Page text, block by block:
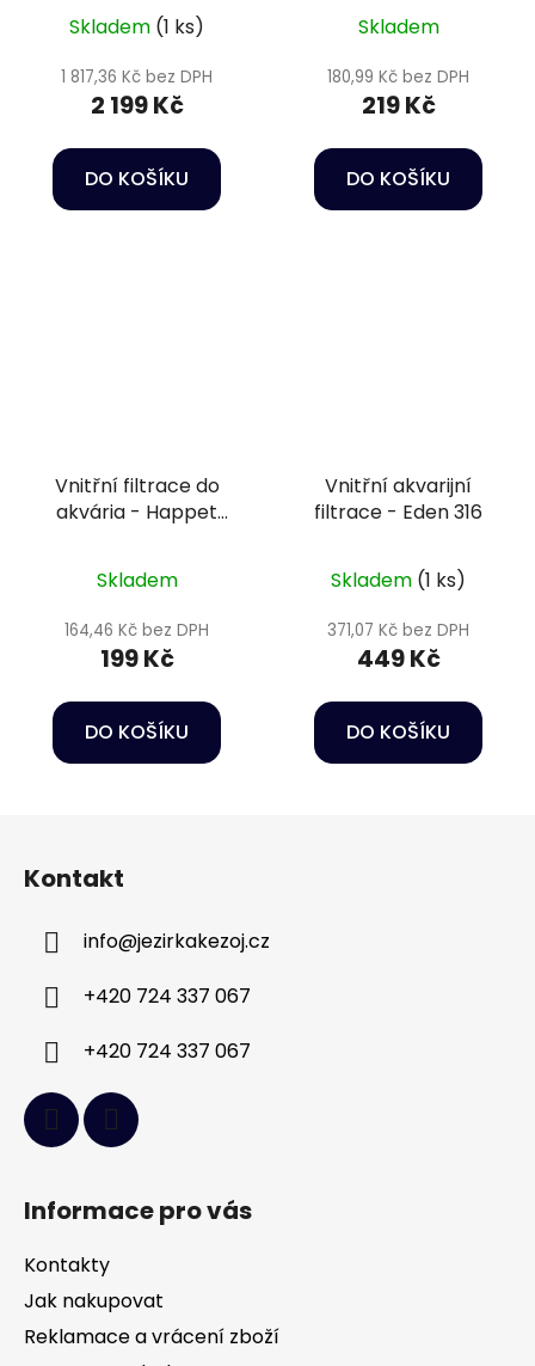
Skladem (1 ks)
1 817,36 Kč bez DPH
2 199 Kč
DO KOŠÍKU
Skladem
180,99 Kč bez DPH
219 Kč
DO KOŠÍKU
Vnitřní filtrace do
akvária - Happet
Skladem
164,46 Kč bez DPH
199 Kč
DO KOŠÍKU
Vnitřní akvarijní
filtrace - Eden 316
Skladem (1 ks)
371,07 Kč bez DPH
449 Kč
DO KOŠÍKU
Kontakt
info@jezirkakezoj.cz
+420 724 337 067
+420 724 337 067
Informace pro vás
Kontakty
Jak nakupovat
Reklamace a vrácení zboží